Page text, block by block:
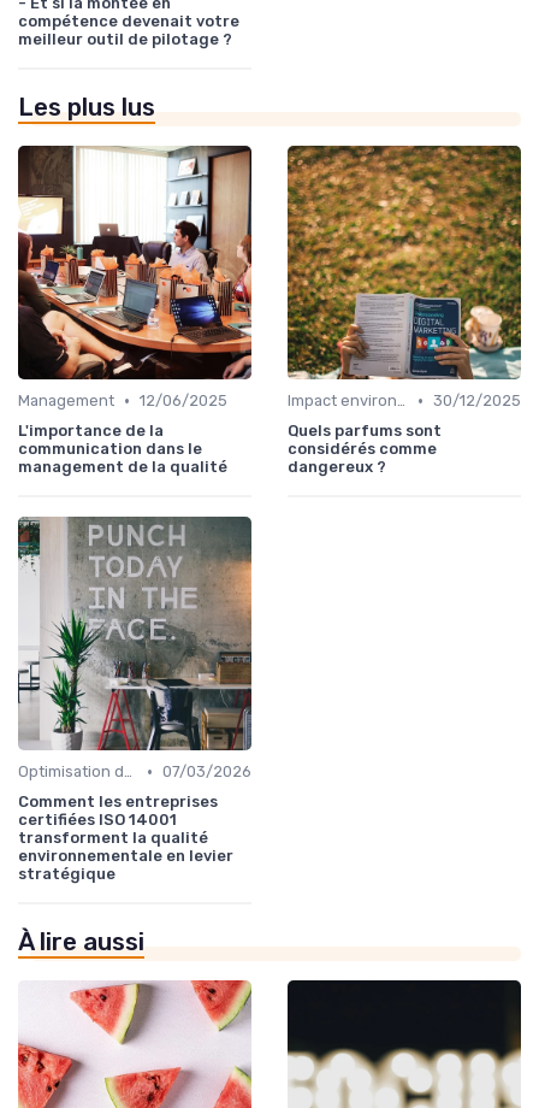
compétence devenait votre
meilleur outil de pilotage ?
Les plus lus
Management • 12/06/2025
L'importance de la
communication dans le
management de la qualité
Impact environnemental • 30/12/2025
Quels parfums sont
considérés comme
dangereux ?
Optimisation des processus • 07/03/2026
Comment les entreprises
certifiées ISO 14001
transforment la qualité
environnementale en levier
stratégique
À lire aussi